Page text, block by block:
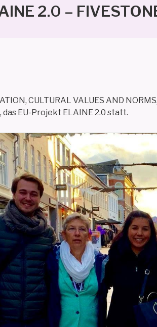
2.0 –
CULTURAL VALUES AND
das EU-Projekt ELAINE 2.0 statt.